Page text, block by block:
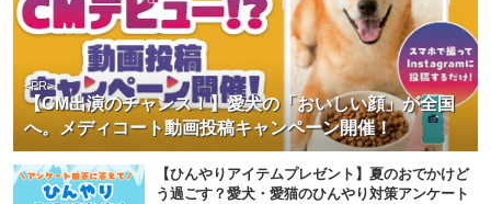
【CM出演のチャンス！】愛犬の「おいしい顔」が全国
へ。メディコート動画投稿キャンペーン開催！
<PR>
【ひんやりアイテムプレゼント】夏のおでかけど
う過ごす？愛犬・愛猫のひんやり対策アンケート